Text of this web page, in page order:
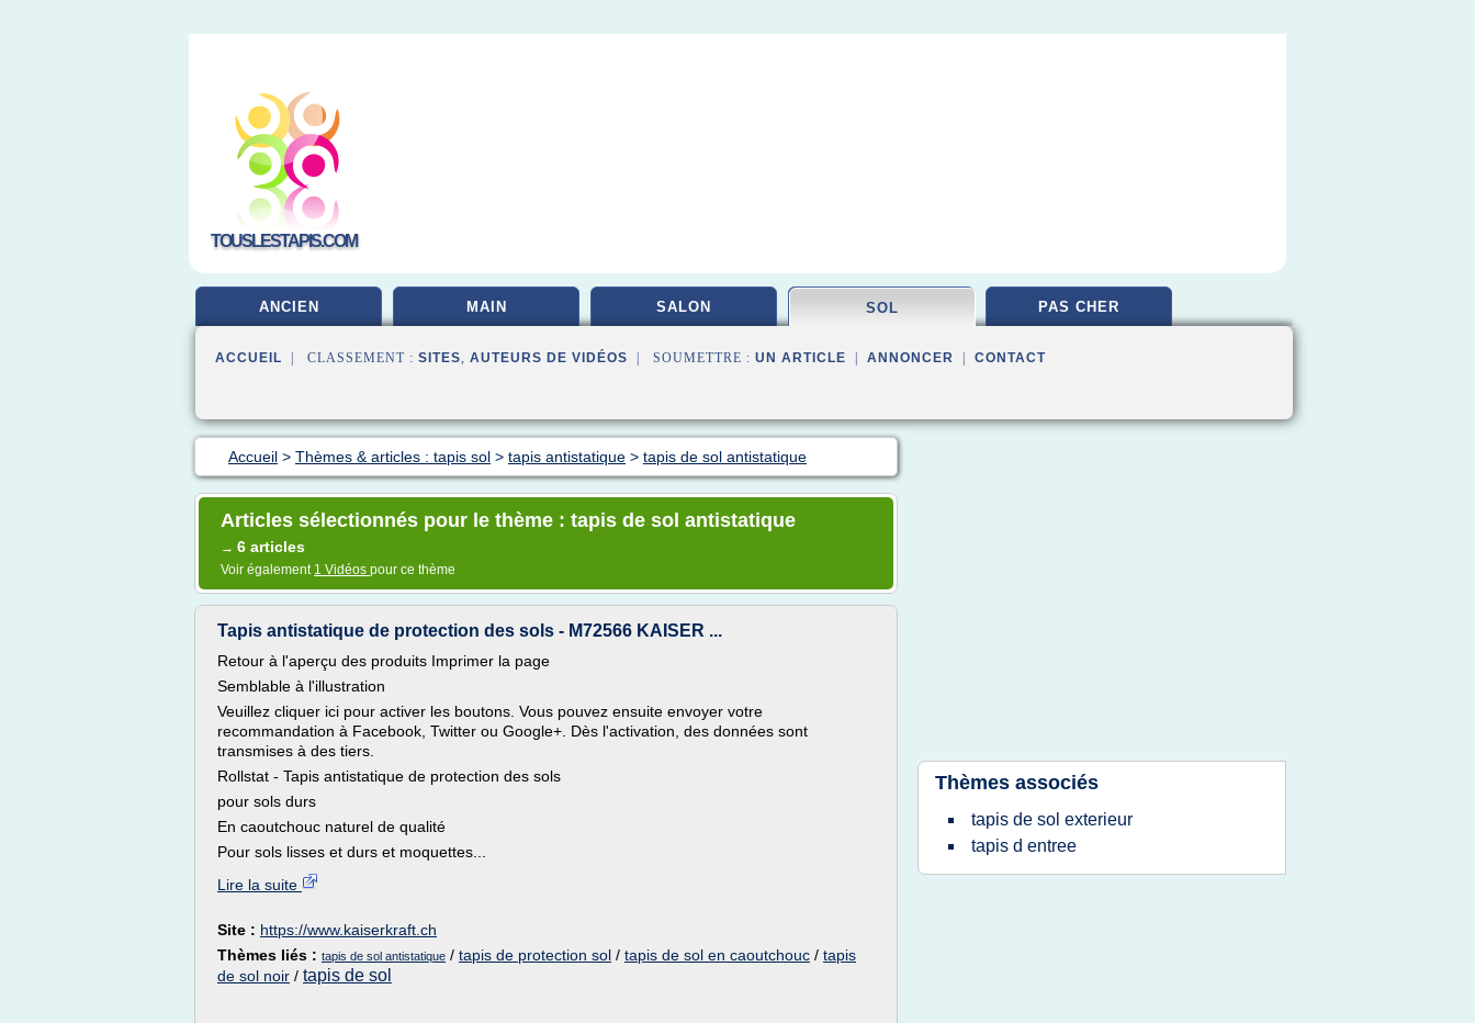
TOUSLESTAPIS.COM
ANCIEN MAIN SALON SOL PAS CHER
ACCUEIL | CLASSEMENT : SITES, AUTEURS DE VIDÉOS | SOUMETTRE : UN ARTICLE ANNONCER CONTACT
Accueil > Thèmes & articles : tapis sol > tapis antistatique > tapis de sol antistatique
Articles sélectionnés pour le thème : tapis de sol antistatique
→ 6 articles
Voir également 1 Vidéos pour ce thème
Tapis antistatique de protection des sols - M72566 KAISER ...
Retour à l'aperçu des produits Imprimer la page
Semblable à l'illustration
Veuillez cliquer ici pour activer les boutons. Vous pouvez ensuite envoyer votre
recommandation à Facebook, Twitter ou Google+. Dès l'activation, des données sont
transmises à des tiers.
Rollstat - Tapis antistatique de protection des sols
pour sols durs
En caoutchouc naturel de qualité
Pour sols lisses et durs et moquettes...
Lire la suite
Site : https://www.kaiserkraft.ch
Thèmes liés : tapis de sol antistatique / tapis de protection sol / tapis de sol en caoutchouc / tapis
de sol noir / tapis de sol
Thèmes associés
tapis de sol exterieur
tapis d entree